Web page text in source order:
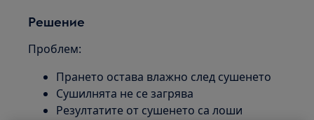
Решение
Проблем:
Прането остава влажно след сушенето
Сушилнята не се загрява
Резултатите от сушенето са лоши